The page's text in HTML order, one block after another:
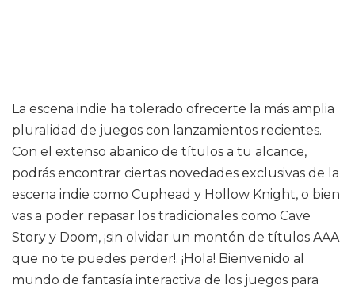
La escena indie ha tolerado ofrecerte la más amplia
pluralidad de juegos con lanzamientos recientes.
Con el extenso abanico de títulos a tu alcance,
podrás encontrar ciertas novedades exclusivas de la
escena indie como Cuphead y Hollow Knight, o bien
vas a poder repasar los tradicionales como Cave
Story y Doom, ¡sin olvidar un montón de títulos AAA
que no te puedes perder!. ¡Hola! Bienvenido al
mundo de fantasía interactiva de los juegos para